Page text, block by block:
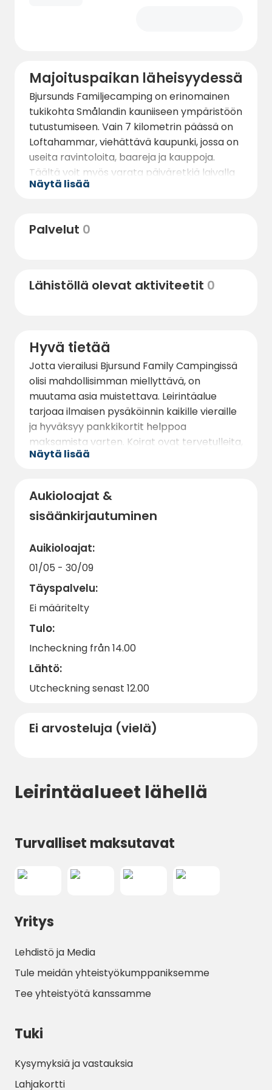
Majoituspaikan läheisyydessä
Bjursunds Familjecamping on erinomainen
tukikohta Smålandin kauniiseen ympäristöön
tutustumiseen. Vain 7 kilometrin päässä on
Loftahammar, viehättävä kaupunki, jossa on
useita ravintoloita, baareja ja kauppoja.
Täältä voit myös varata päiväretkiä laivalla
ja tutustua läheltä saariston moniin saariin.
tutkimiseen. Jos haluat poimia marjoja ja
nähtävyyksineen ja
rannikkoaktiviteetteineen on vierailun
arvoinen.
Näytä lisää
Palvelut 0
Lähistöllä olevat aktiviteetit 0
Hyvä tietää
Jotta vierailusi Bjursund Family Campingissä
olisi mahdollisimman miellyttävä, on
muutama asia muistettava. Leirintäalue
tarjoaa ilmaisen pysäköinnin kaikille vieraille
ja hyväksyy pankkikortit helppoa
maksamista varten. Koirat ovat tervetulleita,
joten koko perheen lomailu on helppoa.
tiloissa, joten yhteyden pitäminen
ulkomaailmaan on helppoa. Saapuessasi
vastaanotosta saat kaikki tarvittavat tiedot,
nähtävyyksistä. Muista varata aktiviteetit
etukäteen, jotta saat parhaan mahdollisen
kokemuksen loman aikana.
Lämpimästi tervetuloa Bjursunds
Familjecampingiin - täydelliseen
lomapaikkaasi Smålandin rannikolla!
Näytä lisää
Aukioloajat &
sisäänkirjautuminen
Auikioloajat:
01/05 - 30/09
Täyspalvelu:
Ei määritelty
Tulo:
Incheckning från 14.00
Lähtö:
Utcheckning senast 12.00
Ei arvosteluja (vielä)
Leirintäalueet lähellä
Turvalliset maksutavat
Yritys
Lehdistö ja Media
Tule meidän yhteistyökumppaniksemme
Tee yhteistyötä kanssamme
Tuki
Kysymyksiä ja vastauksia
Lahjakortti